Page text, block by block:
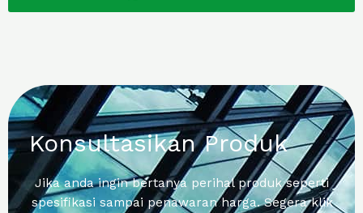
Konsultasikan Produk
Jika anda ingin bertanya perihal produk seperti
spesifikasi sampai penawaran harga. Segera klik